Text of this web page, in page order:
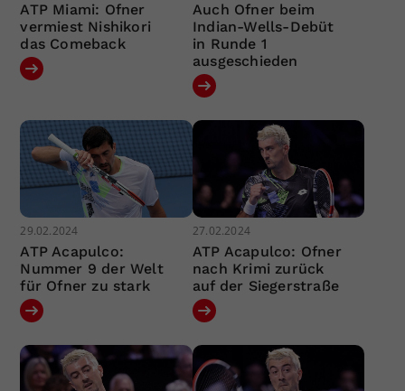
ATP Miami: Ofner
vermiest Nishikori
das Comeback
Auch Ofner beim
Indian-Wells-Debüt
in Runde 1
ausgeschieden
29.02.2024
ATP Acapulco:
Nummer 9 der Welt
für Ofner zu stark
27.02.2024
ATP Acapulco: Ofner
nach Krimi zurück
auf der Siegerstraße